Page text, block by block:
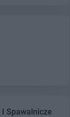
I Spawalnicze